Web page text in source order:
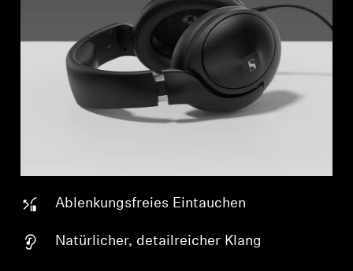
Ablenkungsfreies Eintauchen
Natürlicher, detailreicher Klang